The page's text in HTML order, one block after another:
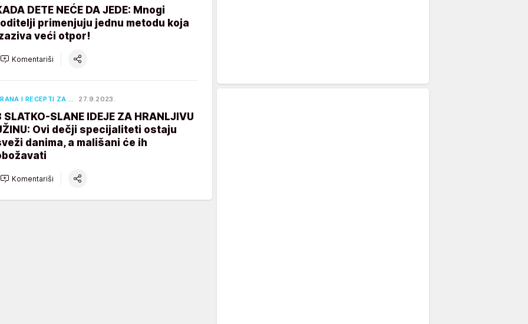
DETE NEĆE DA JEDE: Mnogi
primenjuju jednu metodu koja
veći otpor!
Komentariši
I RECEPTI ZA … 27.9.2023.
SLATKO-SLANE IDEJE ZA HRANLJIVU
Ovi dečji specijaliteti ostaju
danima, a mališani će ih
Komentariši